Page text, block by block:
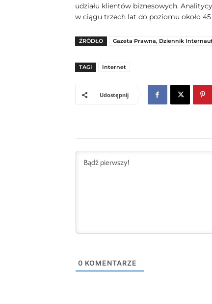
udziału klientów biznesowych.
w ciągu trzech lat do poziomu około 45
ŹRÓDŁO Gazeta Prawna, Dziennik
TAGI Internet
Udostępnij
0 KOMENTARZE